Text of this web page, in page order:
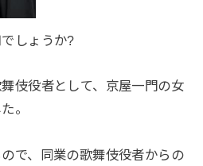
しょうか?
伎役者として、京屋一門の女
。
で、同業の歌舞伎役者からの